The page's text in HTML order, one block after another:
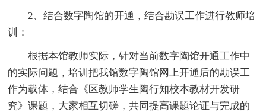
2、结合数字陶馆的开通，结合勘误工作进行教师培
训：
根据本馆教师实际，针对当前数字陶馆开通工作中
的实际问题，培训把我馆数字陶馆网上开通后的勘误工
作为载体，结合《区教师学生陶行知校本教材开发研
究》课题，大家相互切磋，共同提高课题论证与完成的